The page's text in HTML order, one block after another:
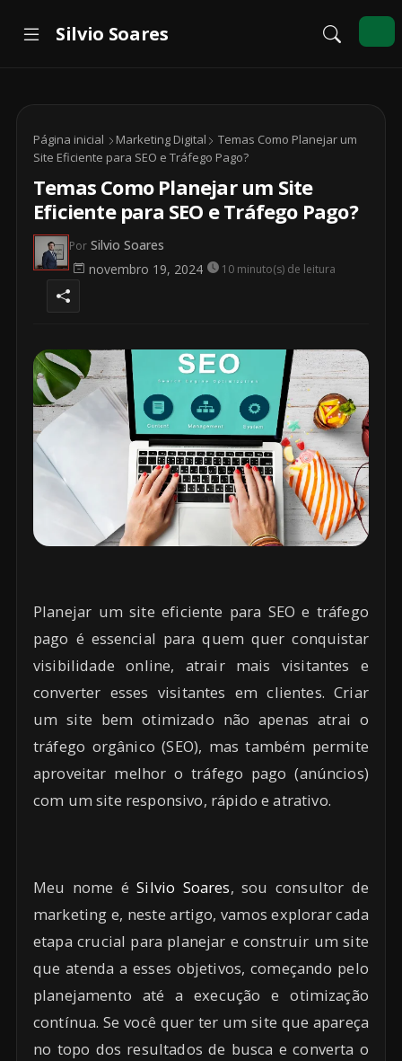
Página inicial Marketing Digital
Temas Como Planejar um
Site Eficiente para SEO e Tráfego Pago?
Temas Como Planejar um Site
Eficiente para SEO e Tráfego Pago?
Por Silvio Soares
novembro 19, 2024
10 minuto(s) de leitura
Planejar um site eficiente para SEO e tráfego
pago é essencial para quem quer conquistar
visibilidade online, atrair mais visitantes e
converter esses visitantes em clientes. Criar
um site bem otimizado não apenas atrai o
tráfego orgânico (SEO), mas também permite
aproveitar melhor o tráfego pago (anúncios)
com um site responsivo, rápido e atrativo.
Meu nome é Silvio Soares, sou consultor de
marketing e, neste artigo, vamos explorar cada
etapa crucial para planejar e construir um site
que atenda a esses objetivos, começando pelo
planejamento até a execução e otimização
contínua. Se você quer ter um site que apareça
no topo dos resultados de busca e converta o